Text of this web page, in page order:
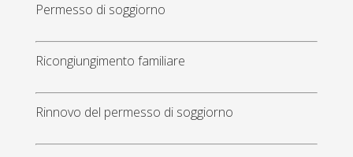
Permesso di soggiorno
Ricongiungimento familiare
Rinnovo del permesso di soggiorno